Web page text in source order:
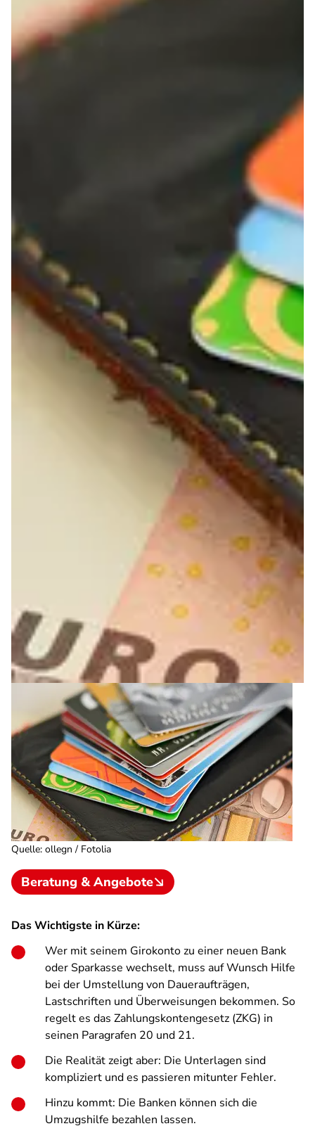
Quelle: ollegn / Fotolia
Beratung & Angebote
Das Wichtigste in Kürze:
Wer mit seinem Girokonto zu einer neuen Bank
oder Sparkasse wechselt, muss auf Wunsch Hilfe
bei der Umstellung von Daueraufträgen,
Lastschriften und Überweisungen bekommen. So
regelt es das Zahlungskontengesetz (ZKG) in
seinen Paragrafen 20 und 21.
Die Realität zeigt aber: Die Unterlagen sind
kompliziert und es passieren mitunter Fehler.
Hinzu kommt: Die Banken können sich die
Umzugshilfe bezahlen lassen.